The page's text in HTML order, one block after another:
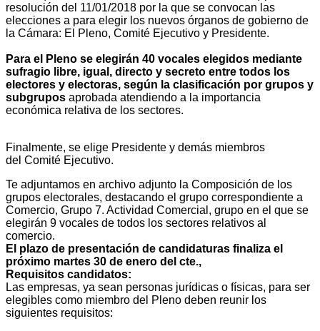
resolución del 11/01/2018 por la que se convocan las
elecciones a para elegir los nuevos órganos de gobierno de
la Cámara: El Pleno, Comité Ejecutivo y Presidente.
Para el Pleno se elegirán 40 vocales elegidos mediante
sufragio libre, igual, directo y secreto entre todos los
electores y electoras, según la clasificación por grupos y
subgrupos aprobada atendiendo a la importancia
económica relativa de los sectores.
Finalmente, se elige Presidente y demás miembros
del Comité Ejecutivo.
Te adjuntamos en archivo adjunto la Composición de los
grupos electorales, destacando el grupo correspondiente a
Comercio, Grupo 7. Actividad Comercial, grupo en el que se
elegirán 9 vocales de todos los sectores relativos al
comercio.
El plazo de presentación de candidaturas finaliza el
próximo martes 30 de enero del cte.,
Requisitos candidatos:
Las empresas, ya sean personas jurídicas o físicas, para ser
elegibles como miembro del Pleno deben reunir los
siguientes requisitos: